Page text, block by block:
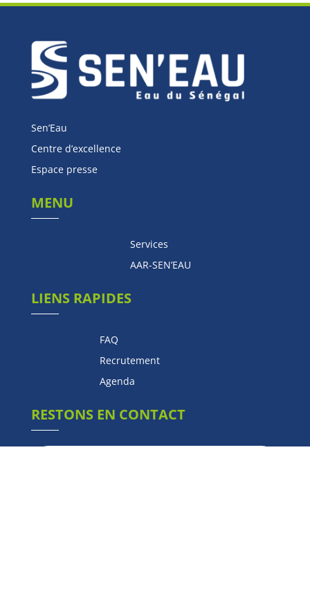
Sen’Eau
Centre d’excellence
Espace presse
MENU
Services
AAR-SEN’EAU
LIENS RAPIDES
FAQ
Recrutement
Agenda
RESTONS EN CONTACT